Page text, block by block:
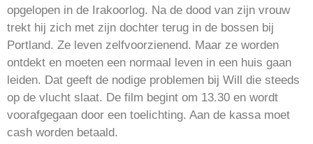
opgelopen in de Irakoorlog. Na de dood van zijn vrouw
trekt hij zich met zijn dochter terug in de bossen bij
Portland. Ze leven zelfvoorzienend. Maar ze worden
ontdekt en moeten een normaal leven in een huis gaan
leiden. Dat geeft de nodige problemen bij Will die steeds
op de vlucht slaat. De film begint om 13.30 en wordt
voorafgegaan door een toelichting. Aan de kassa moet
cash worden betaald.